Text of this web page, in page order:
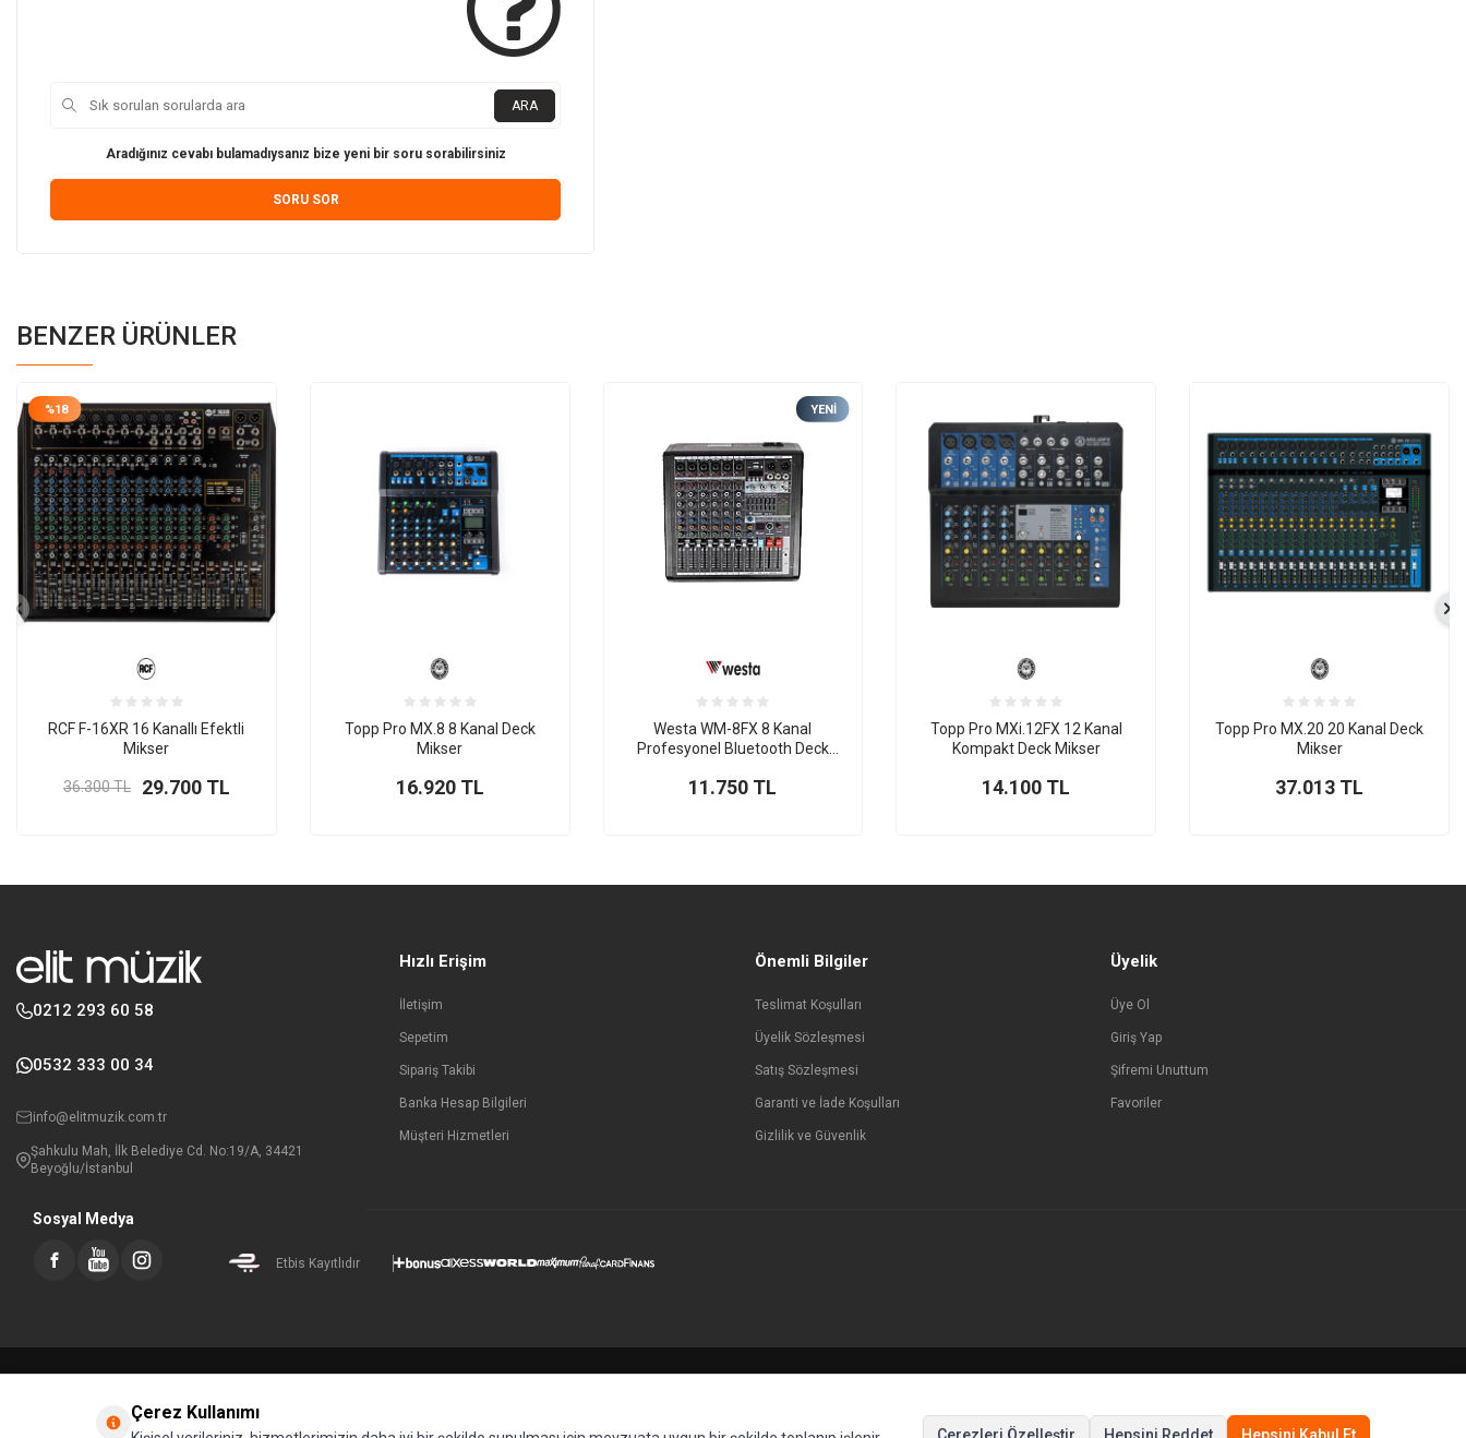
ARA
Aradığınız cevabı bulamadıysanız bize yeni bir soru sorabilirsiniz
SORU SOR
BENZER ÜRÜNLER
%18
RCF F-16XR 16 Kanallı Efektli
Mikser
36.300TL 29.700TL
Topp Pro MX.8 8 Kanal Deck
Mikser
16.920TL
YENI
Westa WM-8FX 8 Kanal
Profesyonel Bluetooth Deck
11.750 TL
Topp Pro MXi.12FX 12 Kanal
Kompakt Deck Mikser
14.100 TL
Topp Pro MX.20 20 Kanal Deck
Mikser
37.013 TL
Hızlı Erişim
İletişim
Sepetim
Sipariş Takibi
Banka Hesap Bilgileri
Müşteri Hizmetleri
Önemli Bilgiler
Teslimat Koşulları
Üyelik Sözleşmesi
Satış Sözleşmesi
Garanti ve İade Koşulları
Gizlilik ve Güvenlik
Üyelik
Üye Ol
Giriş Yap
Şifremi Unuttum
Favoriler
0212 293 60 58
0532 333 00 34
info@elitmuzik.com.tr
Şahkulu Mah, İlk Belediye Cd. No:19/A, 34421
Beyoğlu/İstanbul
Sosyal Medya
Etbis Kayıtlıdır
Çerez Kullanımı
Çerezleri Özelleştir Hepsini Reddet Hepsini Kabul Et